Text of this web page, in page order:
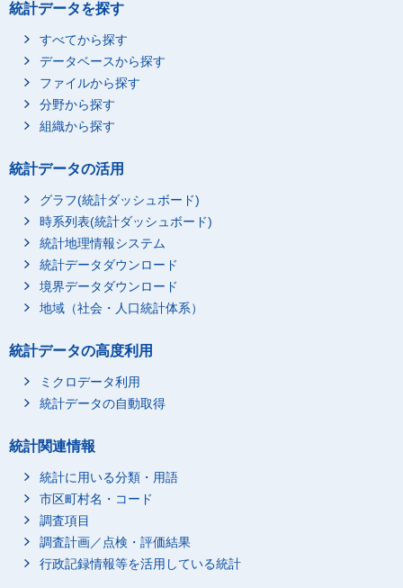
統計データを探す
すべてから探す
データベースから探す
ファイルから探す
分野から探す
組織から探す
統計データの活用
グラフ(統計ダッシュボード)
時系列表(統計ダッシュボード)
統計地理情報システム
統計データダウンロード
境界データダウンロード
地域（社会・人口統計体系）
統計データの高度利用
ミクロデータ利用
統計データの自動取得
統計関連情報
統計に用いる分類・用語
市区町村名・コード
調査項目
調査計画／点検・評価結果
行政記録情報等を活用している統計